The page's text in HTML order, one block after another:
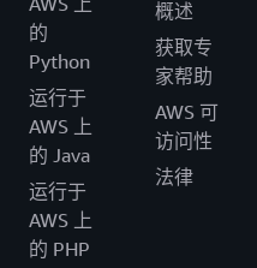
的
Python
运行于
AWS 上
的 Java
运行于
AWS 上
的 PHP
概述
获取专
家帮助
AWS 可
访问性
法律